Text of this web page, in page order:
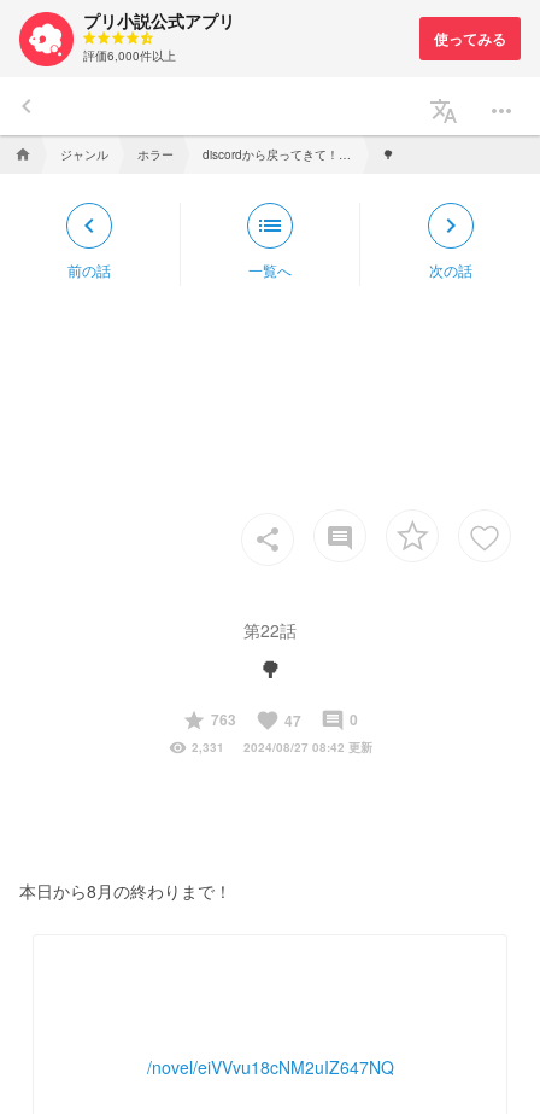
プリ小説公式アプリ
評価6,000件以上
keyboard_arrow_left translate more_horiz
home ジャンル ホラー 🌳
keyboard_arrow_left
前の話
list
一覧へ
keyboard_arrow_right
次の話
share insert_comment
第22話
🌳
start
763 favorite 47 insert_comment 0
visibility 2,331 2024/08/27 08:42 更新
本日から8月の終わりまで！
/novel/eiVVvu18cNM2uIZ647NQ